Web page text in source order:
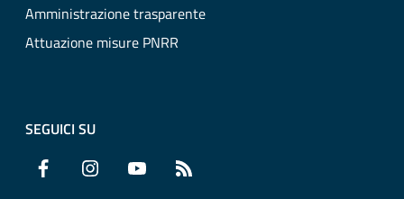
Amministrazione trasparente
Attuazione misure PNRR
SEGUICI SU
Facebook Instagram YouTube